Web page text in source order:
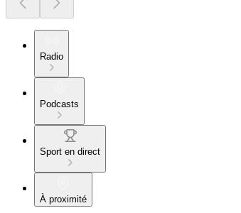
Radio
Podcasts
Sport en direct
À proximité